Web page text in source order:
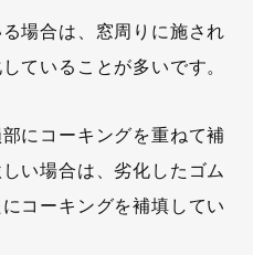
場合は、窓周りに施され
ていることが多いです。
にコーキングを重ねて補
い場合は、劣化したゴム
コーキングを補填してい